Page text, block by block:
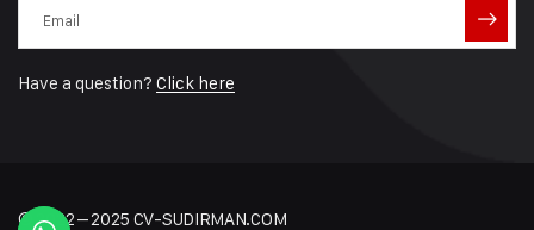
Have a question? Click here
© 2022 – 2025 CV-SUDIRMAN.COM